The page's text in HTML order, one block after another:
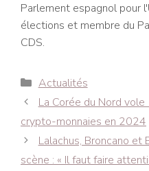
Parlement espagnol pour
élections et membre du
CDS.
Catégories
Actualités
Navigation
des
articles
La Corée du Nord
crypto-monnaies en 2024
Lalachus, Broncano et
scène : « Il faut faire